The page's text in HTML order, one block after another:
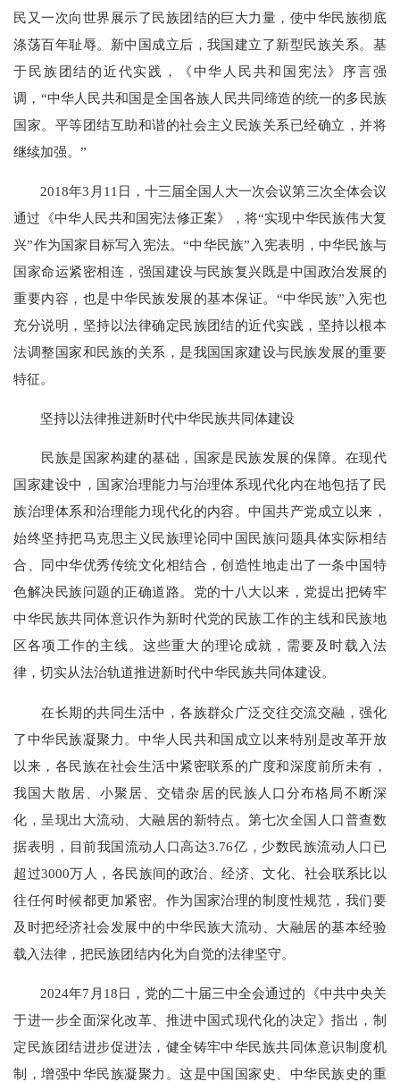
民又一次向世界展示了民族团结的巨大力量，使中华民族彻底
涤荡百年耻辱。新中国成立后，我国建立了新型民族关系。基
于民族团结的近代实践，《中华人民共和国宪法》序言强
调，“中华人民共和国是全国各族人民共同缔造的统一的多民族
国家。平等团结互助和谐的社会主义民族关系已经确立，并将
继续加强。”
2018年3月11日，十三届全国人大一次会议第三次全体会议
通过《中华人民共和国宪法修正案》，将“实现中华民族伟大复
兴”作为国家目标写入宪法。“中华民族”入宪表明，中华民族与
国家命运紧密相连，强国建设与民族复兴既是中国政治发展的
重要内容，也是中华民族发展的基本保证。“中华民族”入宪也
充分说明，坚持以法律确定民族团结的近代实践，坚持以根本
法调整国家和民族的关系，是我国国家建设与民族发展的重要
特征。
坚持以法律推进新时代中华民族共同体建设
民族是国家构建的基础，国家是民族发展的保障。在现代
国家建设中，国家治理能力与治理体系现代化内在地包括了民
族治理体系和治理能力现代化的内容。中国共产党成立以来，
始终坚持把马克思主义民族理论同中国民族问题具体实际相结
合、同中华优秀传统文化相结合，创造性地走出了一条中国特
色解决民族问题的正确道路。党的十八大以来，党提出把铸牢
中华民族共同体意识作为新时代党的民族工作的主线和民族地
区各项工作的主线。这些重大的理论成就，需要及时载入法
律，切实从法治轨道推进新时代中华民族共同体建设。
在长期的共同生活中，各族群众广泛交往交流交融，强化
了中华民族凝聚力。中华人民共和国成立以来特别是改革开放
以来，各民族在社会生活中紧密联系的广度和深度前所未有，
我国大散居、小聚居、交错杂居的民族人口分布格局不断深
化，呈现出大流动、大融居的新特点。第七次全国人口普查数
据表明，目前我国流动人口高达3.76亿，少数民族流动人口已
超过3000万人，各民族间的政治、经济、文化、社会联系比以
往任何时候都更加紧密。作为国家治理的制度性规范，我们要
及时把经济社会发展中的中华民族大流动、大融居的基本经验
载入法律，把民族团结内化为自觉的法律坚守。
2024年7月18日，党的二十届三中全会通过的《中共中央关
于进一步全面深化改革、推进中国式现代化的决定》指出，制
定民族团结进步促进法，健全铸牢中华民族共同体意识制度机
制，增强中华民族凝聚力。这是中国国家史、中华民族史的重